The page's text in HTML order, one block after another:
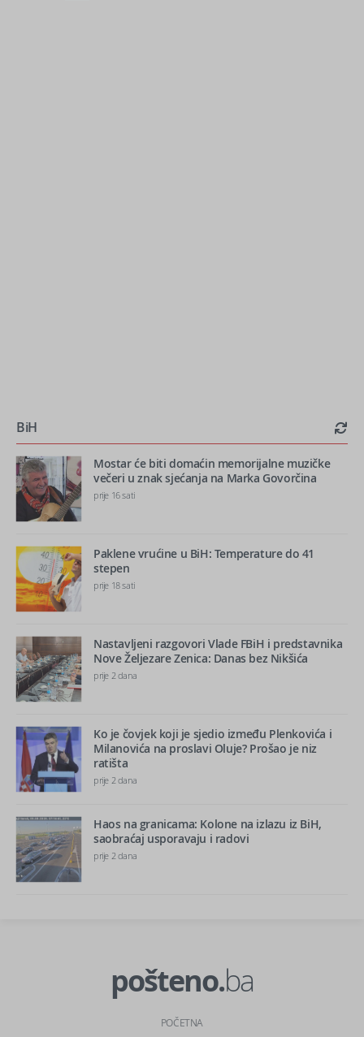
BiH
Mostar će biti domaćin memorijalne muzičke
večeri u znak sjećanja na Marka Govorčina
prije 16 sati
Paklene vrućine u BiH: Temperature do 41
stepen
prije 18 sati
Nastavljeni razgovori Vlade FBiH i predstavnika
Nove Željezare Zenica: Danas bez Nikšića
prije 2 dana
Ko je čovjek koji je sjedio između Plenkovića i
Milanovića na proslavi Oluje? Prošao je niz
ratišta
prije 2 dana
Haos na granicama: Kolone na izlazu iz BiH,
saobraćaj usporavaju i radovi
prije 2 dana
pošteno.ba
POČETNA